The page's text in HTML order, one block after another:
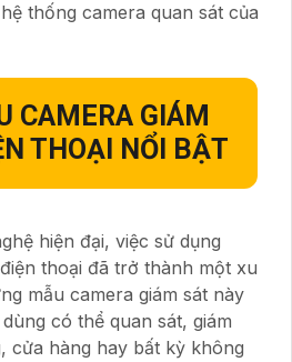
thống camera quan sát của
CAMERA GIÁM
THOẠI NỔI BẬT
hiện đại, việc sử dụng
thoại đã trở thành một xu
mẫu camera giám sát này
có thể quan sát, giám
cửa hàng hay bất kỳ không